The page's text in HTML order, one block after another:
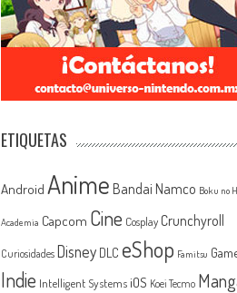
ETIQUETAS
Android Anime Bandai Namco Boku no
Academia Capcom Cine Cosplay Crunchyroll
Curiosidades Disney DLC eShop Famitsu
Indie Intelligent Systems iOS Koei Tecmo